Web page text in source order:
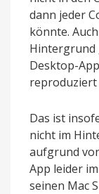
dann jeder
könnte.
Hintergrund
Desktop-
reproduziert
Das ist
nicht im
aufgrund
App leider
seinen Mac